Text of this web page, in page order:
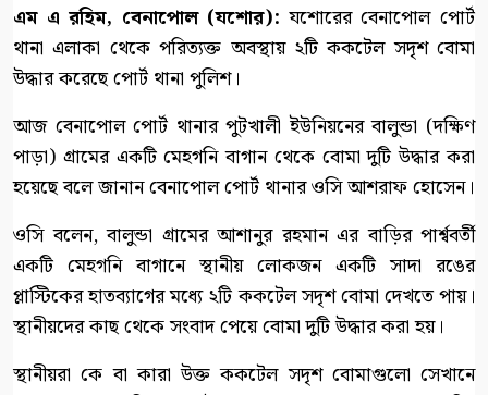
এম এ রহিম, বেনাপোল (যশোর): যশোরের বেনাপোল পোর্ট
থানা এলাকা থেকে পরিত্যক্ত অবস্থায় ২টি ককটেল সদৃশ বোমা
উদ্ধার করেছে পোর্ট থানা পুলিশ।
আজ বেনাপোল পোর্ট থানার পুটখালী ইউনিয়নের বালুন্ডা (দক্ষিণ
পাড়া) গ্রামের একটি মেহগনি বাগান থেকে বোমা দুটি উদ্ধার করা
হয়েছে বলে জানান বেনাপোল পোর্ট থানার ওসি আশরাফ হোসেন।
ওসি বলেন, বালুন্ডা গ্রামের আশানুর রহমান এর বাড়ির পার্শ্ববর্তী
একটি মেহগনি বাগানে স্থানীয় লোকজন একটি সাদা রঙের
প্লাস্টিকের হাতব্যাগের মধ্যে ২টি ককটেল সদৃশ বোমা দেখতে পায়।
স্থানীয়দের কাছ থেকে সংবাদ পেয়ে বোমা দুটি উদ্ধার করা হয়।
স্থানীয়রা কে বা কারা উক্ত ককটেল সদৃশ বোমাগুলো সেখানে